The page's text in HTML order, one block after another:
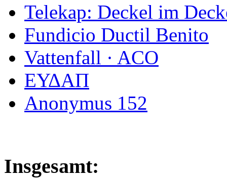
Telekap: Deckel im
Fundicio Ductil Benito
Vattenfall · ACO
ΕΥΔΑΠ
Anonymus 152
Insgesamt: